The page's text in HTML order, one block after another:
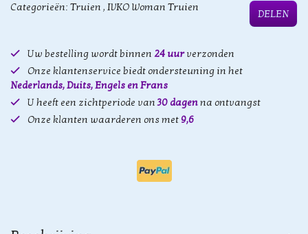
Categorieën: Truien , IVKO Woman Truien
DELEN
Uw bestelling wordt binnen 24 uurverzonden
Onze klantenservice biedt ondersteuning in het
Nederlands, Duits, Engels en Frans
U heeft een zichtperiode van30 dagenna ontvangst
Onze klanten waarderen ons met 9,6